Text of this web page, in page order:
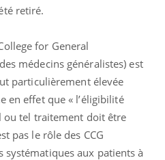
retiré.
for General
médecins généralistes) est
particulièrement élevée
en effet que « l’éligibilité
ou tel traitement doit être
pas le rôle des CCG
systématiques aux patients à